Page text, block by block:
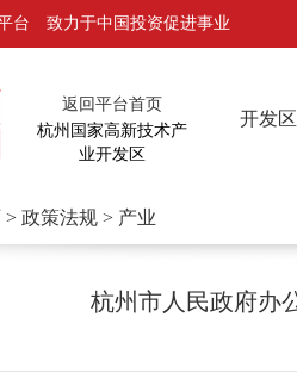
台 致力于中国投资促进事业
返回平台首页
杭州国家高新技术产
业开发区
开发
> 政策法规 > 产业
杭州市人民政府办